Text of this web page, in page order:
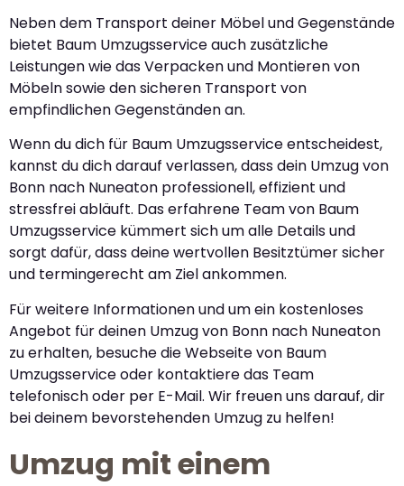
Neben dem Transport deiner Möbel und Gegenstände
bietet Baum Umzugsservice auch zusätzliche
Leistungen wie das Verpacken und Montieren von
Möbeln sowie den sicheren Transport von
empfindlichen Gegenständen an.
Wenn du dich für Baum Umzugsservice entscheidest,
kannst du dich darauf verlassen, dass dein Umzug von
Bonn nach Nuneaton professionell, effizient und
stressfrei abläuft. Das erfahrene Team von Baum
Umzugsservice kümmert sich um alle Details und
sorgt dafür, dass deine wertvollen Besitztümer sicher
und termingerecht am Ziel ankommen.
Für weitere Informationen und um ein kostenloses
Angebot für deinen Umzug von Bonn nach Nuneaton
zu erhalten, besuche die Webseite von Baum
Umzugsservice oder kontaktiere das Team
telefonisch oder per E-Mail. Wir freuen uns darauf, dir
bei deinem bevorstehenden Umzug zu helfen!
Umzug mit einem